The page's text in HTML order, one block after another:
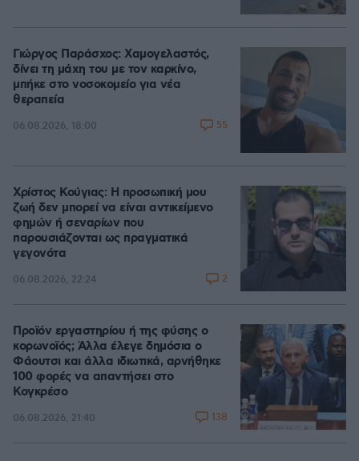
Γιώργος Παράσχος: Χαμογελαστός,
δίνει τη μάχη του με τον καρκίνο,
μπήκε στο νοσοκομείο για νέα
θεραπεία
06.08.2026, 18:00 55
Χρίστος Κούγιας: Η προσωπική μου
ζωή δεν μπορεί να είναι αντικείμενο
φημών ή σεναρίων που
παρουσιάζονται ως πραγματικά
γεγονότα
06.08.2026, 22:24 2
Προϊόν εργαστηρίου ή της φύσης ο
κορωνοϊός; Άλλα έλεγε δημόσια ο
Φάουτσι και άλλα ιδιωτικά, αρνήθηκε
100 φορές να απαντήσει στο
Κογκρέσο
06.08.2026, 21:40 138